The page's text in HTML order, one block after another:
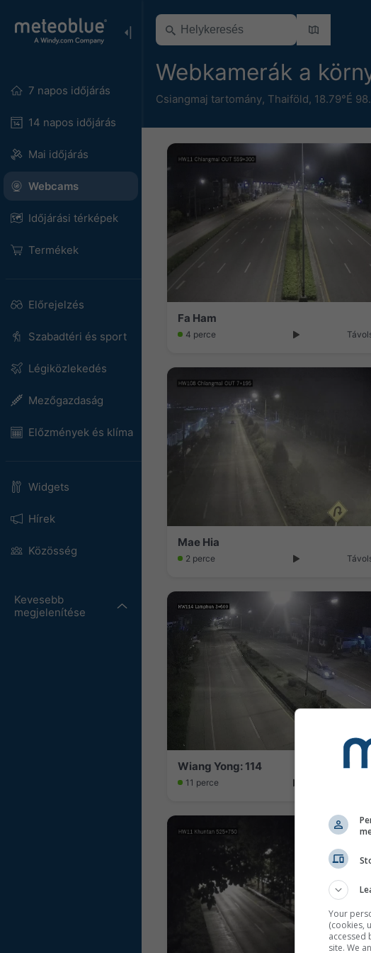
7 napos időjárás
14 napos időjárás
Mai időjárás
Webcams
Időjárási térképek
Termékek
Előrejelzés
Szabadtéri és sport
Légiközlekedés
Mezőgazdaság
Előzmények és klíma
Widgets
Hírek
Közösség
Kevesebb
megjelenítése
Webkamerák a
Csiangmaj tartomány, Thaiföld, 18.79°É
Fa Ham
4 perce
Mae Hia
2 perce
Wiang Yong: 114
11 perce
Your
(cookies,
accessed
site. We